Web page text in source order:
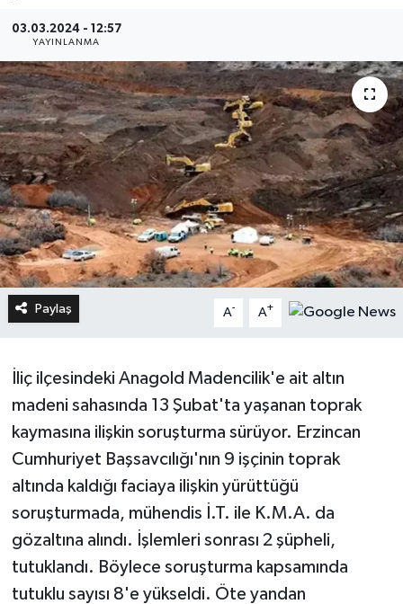
03.03.2024 - 12:57
YAYINLANMA
Paylaş A- A+
İliç ilçesindeki Anagold Madencilik'e ait altın
madeni sahasında 13 Şubat'ta yaşanan toprak
kaymasına ilişkin soruşturma sürüyor. Erzincan
Cumhuriyet Başsavcılığı'nın 9 işçinin toprak
altında kaldığı faciaya ilişkin yürüttüğü
soruşturmada, mühendis İ.T. ile K.M.A. da
gözaltına alındı. İşlemleri sonrası 2 şüpheli,
tutuklandı. Böylece soruşturma kapsamında
tutuklu sayısı 8'e yükseldi. Öte yandan
Haber Arşivi